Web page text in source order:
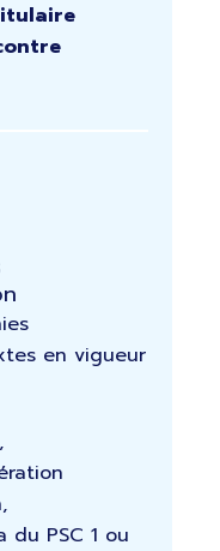
en vigueur
PSC 1 ou